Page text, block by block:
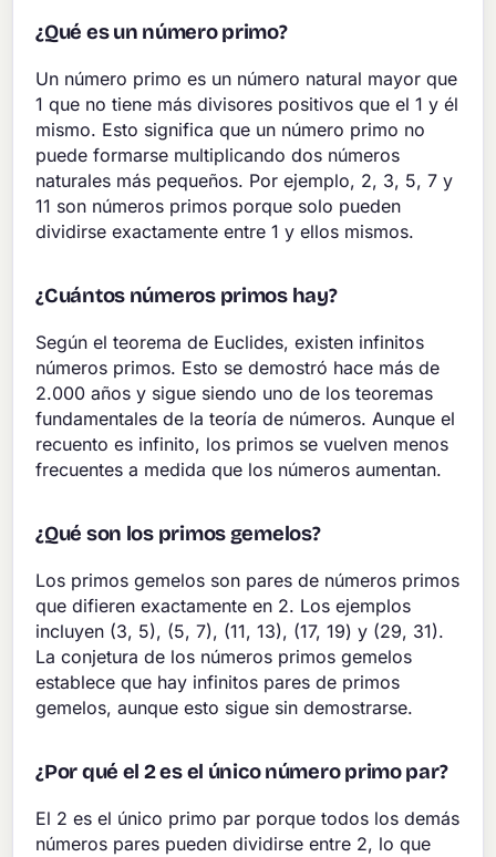
¿Qué es un número primo?
Un número primo es un número natural mayor que
1 que no tiene más divisores positivos que el 1 y él
mismo. Esto significa que un número primo no
puede formarse multiplicando dos números
naturales más pequeños. Por ejemplo, 2, 3, 5, 7 y
11 son números primos porque solo pueden
dividirse exactamente entre 1 y ellos mismos.
¿Cuántos números primos hay?
Según el teorema de Euclides, existen infinitos
números primos. Esto se demostró hace más de
2.000 años y sigue siendo uno de los teoremas
fundamentales de la teoría de números. Aunque el
recuento es infinito, los primos se vuelven menos
frecuentes a medida que los números aumentan.
¿Qué son los primos gemelos?
Los primos gemelos son pares de números primos
que difieren exactamente en 2. Los ejemplos
incluyen (3, 5), (5, 7), (11, 13), (17, 19) y (29, 31).
La conjetura de los números primos gemelos
establece que hay infinitos pares de primos
gemelos, aunque esto sigue sin demostrarse.
¿Por qué el 2 es el único número primo par?
El 2 es el único primo par porque todos los demás
números pares pueden dividirse entre 2, lo que